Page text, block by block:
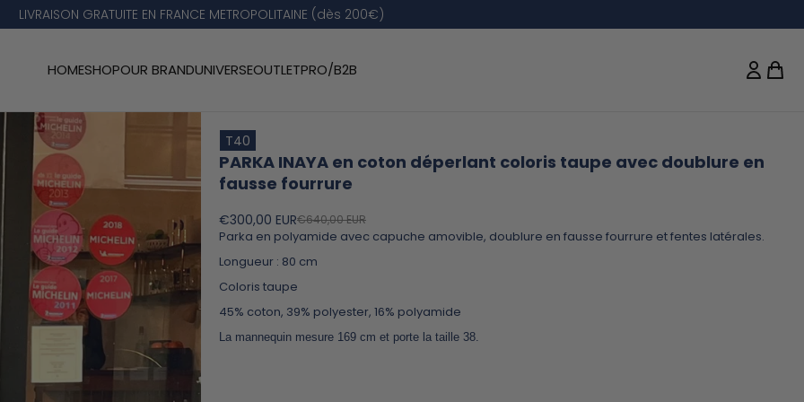
LIVRAISON GRATUITE EN FRANCE METROPOLITAINE (dès 200€)
HOMESHOPOUR BRANDUNIVERSEOUTLETPRO/B2B
T40
PARKA INAYA en coton déperlant coloris taupe avec doublure en
fausse fourrure
€640,00 EUR
€300,00 EUR
Parka en polyamide avec capuche amovible, doublure en fausse fourrure et fentes latérales.
Longueur : 80 cm
Coloris taupe
45% coton, 39% polyester, 16% polyamide
La mannequin mesure 169 cm et porte la taille 38.